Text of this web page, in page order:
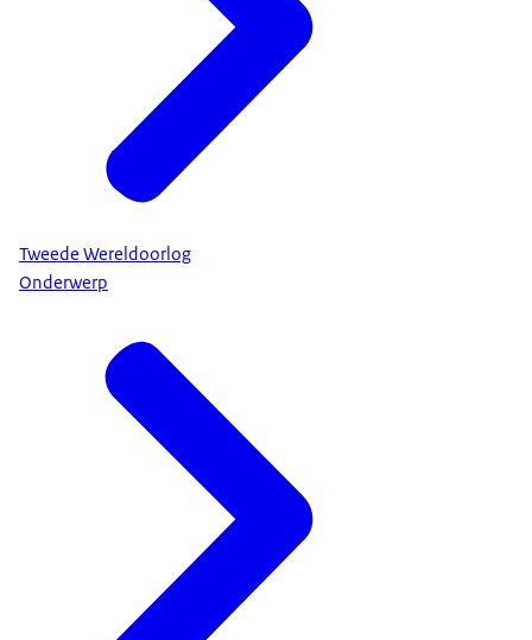
Tweede Wereldoorlog
Onderwerp